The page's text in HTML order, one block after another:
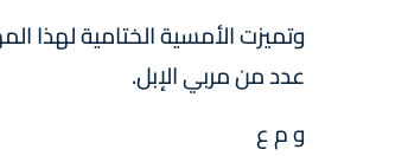
وتميزت الأمسية الختامية لهذا
عدد من مربي الإبل.
و م ع